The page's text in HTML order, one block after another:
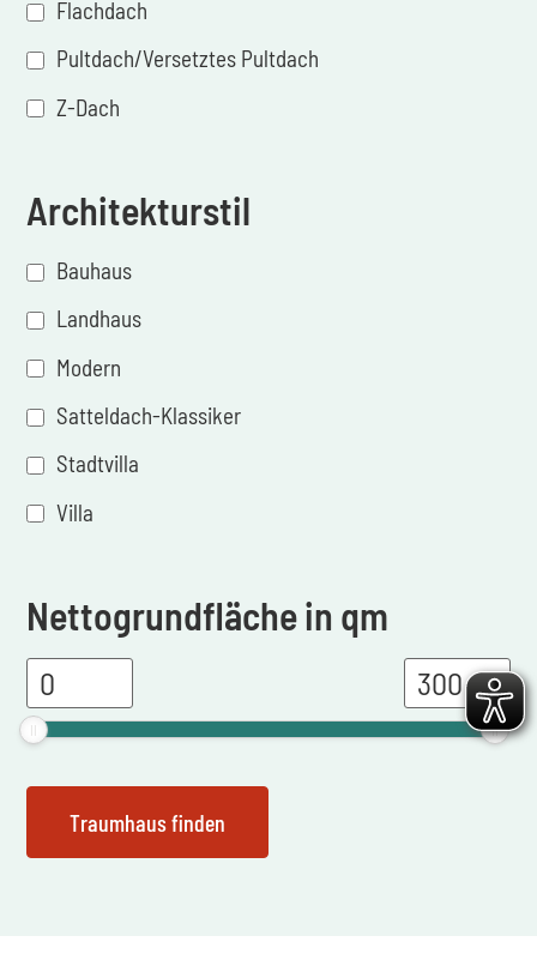
Flachdach
Pultdach/Versetztes Pultdach
Z-Dach
Architekturstil
Bauhaus
Landhaus
Modern
Satteldach-Klassiker
Stadtvilla
Villa
Nettogrundfläche in qm